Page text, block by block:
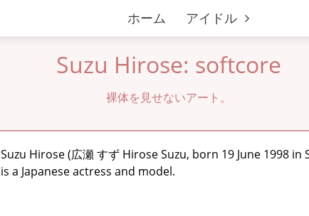
ホーム アイドル
Suzu Hirose: softcore
裸体を見せないアート。
Suzu Hirose (広瀬 すず Hirose Suzu, born 19 June 1998 in
is a Japanese actress and model.